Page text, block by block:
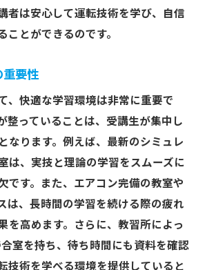
者は安心して運転技術を学び、自信
ことができるのです。
重要性
、快適な学習環境は非常に重要で
整っていることは、受講生が集中し
なります。例えば、最新のシミュレ
は、実技と理論の学習をスムーズに
です。また、エアコン完備の教室や
は、長時間の学習を続ける際の疲れ
を高めます。さらに、教習所によっ
室を持ち、待ち時間にも資料を確認
技術を学べる環境を提供していると